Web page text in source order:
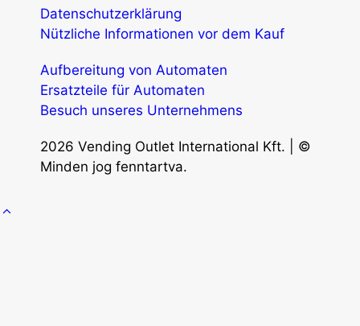
Datenschutzerklärung
Nützliche Informationen vor dem Kauf
Aufbereitung von Automaten
Ersatzteile für Automaten
Besuch unseres Unternehmens
2026 Vending Outlet International Kft. | ©
Minden jog fenntartva.